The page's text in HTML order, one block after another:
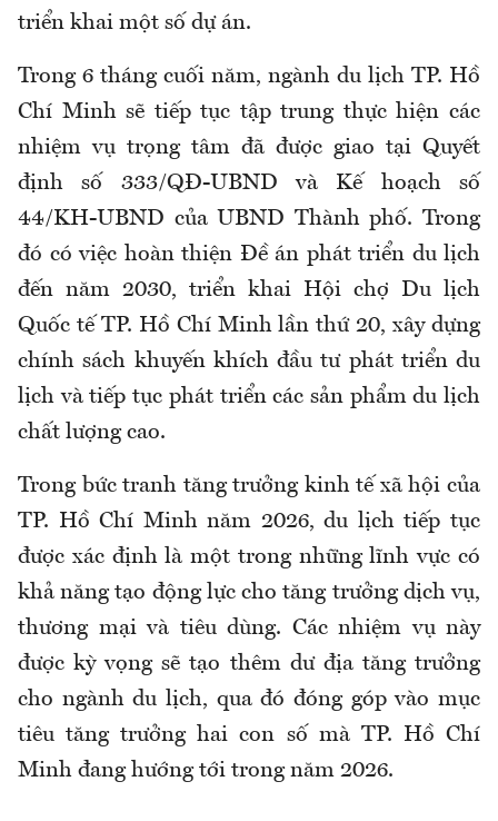
triển khai một số dự án.
Trong 6 tháng cuối năm, ngành du lịch TP. Hồ
Chí Minh sẽ tiếp tục tập trung thực hiện các
nhiệm vụ trọng tâm đã được giao tại Quyết
định số 333/QĐ-UBND và Kế hoạch số
44/KH-UBND của UBND Thành phố. Trong
đó có việc hoàn thiện Đề án phát triển du lịch
đến năm 2030, triển khai Hội chợ Du lịch
Quốc tế TP. Hồ Chí Minh lần thứ 20, xây dựng
chính sách khuyến khích đầu tư phát triển du
lịch và tiếp tục phát triển các sản phẩm du lịch
chất lượng cao.
Trong bức tranh tăng trưởng kinh tế xã hội của
TP. Hồ Chí Minh năm 2026, du lịch tiếp tục
được xác định là một trong những lĩnh vực có
khả năng tạo động lực cho tăng trưởng dịch vụ,
thương mại và tiêu dùng. Các nhiệm vụ này
được kỳ vọng sẽ tạo thêm dư địa tăng trưởng
cho ngành du lịch, qua đó đóng góp vào mục
tiêu tăng trưởng hai con số mà TP. Hồ Chí
Minh đang hướng tới trong năm 2026.